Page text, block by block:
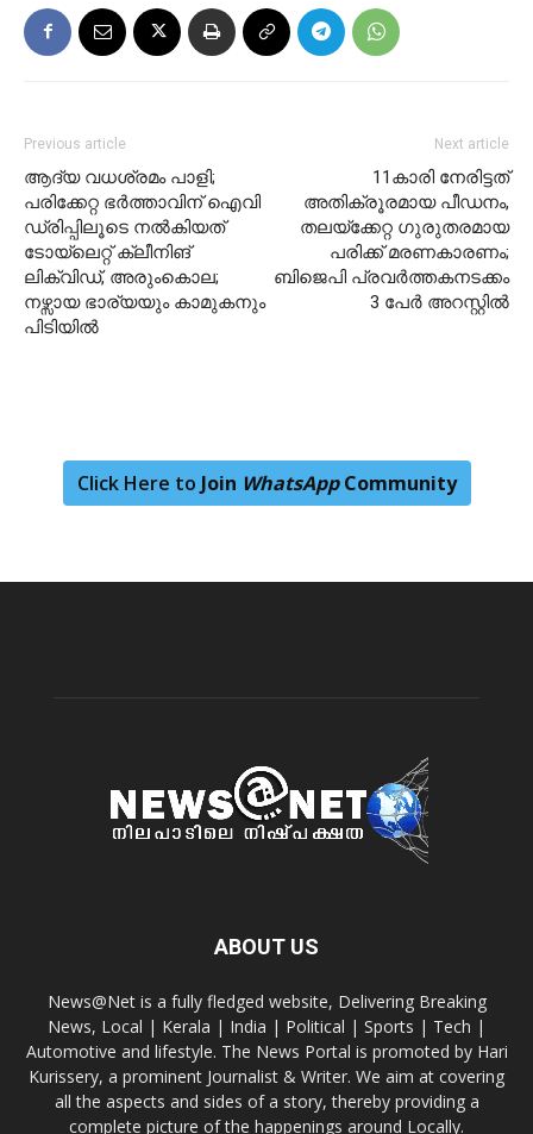
Previous article
ആദ്യ വധശ്രമം പാളി;
പരിക്കേറ്റ ഭർത്താവിന് ഐവി
ഡ്രിപ്പിലൂടെ നൽകിയത്
ടോയ്ലെറ്റ് ക്ലീനിങ്
ലിക്വിഡ്, അരുംകൊല;
നഴ്സായ ഭാര്യയും കാമുകനും
പിടിയിൽ
Next article
11കാരി നേരിട്ടത്
അതിക്രൂരമായ പീഡനം,
തലയ്ക്കേറ്റ ഗുരുതരമായ
പരിക്ക് മരണകാരണം;
ബിജെപി പ്രവർത്തകനടക്കം
3 പേർ അറസ്റ്റിൽ
Click Here to Join WhatsAppCommunity
ABOUT US
News@Net is a fully fledged website, Delivering Breaking
News, Local | Kerala | India | Political | Sports | Tech |
Automotive and lifestyle. The News Portal is promoted by Hari
Kurissery, a prominent Journalist & Writer. We aim at covering
all the aspects and sides of a story, thereby providing a
complete picture of the happenings around Locally.